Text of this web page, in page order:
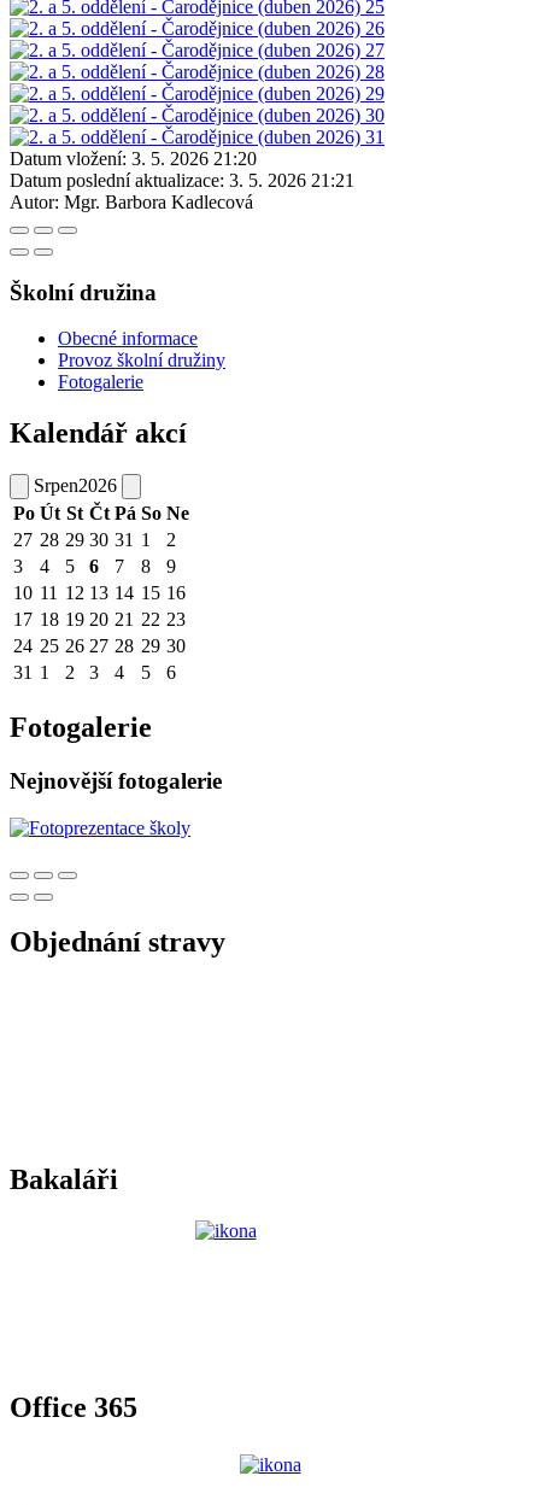
Datum vložení: 3. 5. 2026 21:20
Datum poslední aktualizace: 3. 5. 2026 21:21
Autor: Mgr. Barbora Kadlecová
Školní družina
Obecné informace
Provoz školní družiny
Fotogalerie
Kalendář akcí
Srpen2026
Po Út St Čt Pá So Ne
27 28 29 30 31 1
2
3
4 5 6 7 8
9
10 11 12 13 14 15 16
17 18 19 20 21 22 23
24 25 26 27 28 29 30
31 1 2 3 4 5 6
Fotogalerie
Nejnovější fotogalerie
Objednání stravy
Bakaláři
Office 365